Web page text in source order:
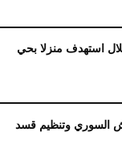
استهدف منزلا بحي
السوري وتنظيم قسد